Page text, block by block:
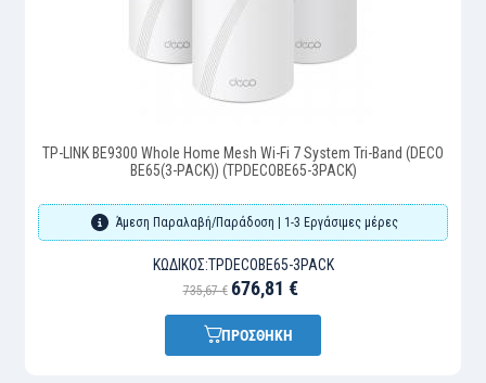
TP-LINK BE9300 Whole Home Mesh Wi-Fi 7 System Tri-Band (DECO
BE65(3-PACK)) (TPDECOBE65-3PACK)
Άμεση Παραλαβή/Παράδοση | 1-3 Εργάσιμες μέρες
ΚΩΔΙΚΌΣ:TPDECOBE65-3PACK
735,67 € 676,81 €
ΠΡΟΣΘΗΚΗ